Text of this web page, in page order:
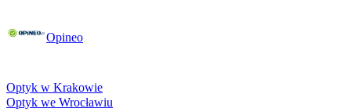
Opineo
Optyk w Krakowie
Optyk we Wrocławiu